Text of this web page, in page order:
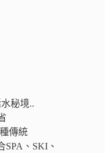
秘境..
傳統
、SKI、